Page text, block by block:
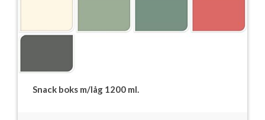
Snack boks m/låg 1200 ml.